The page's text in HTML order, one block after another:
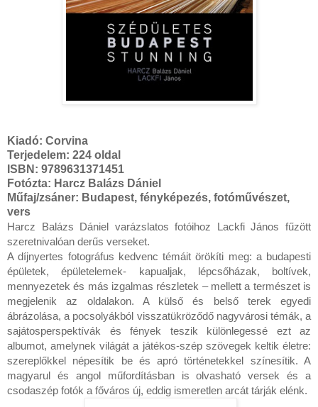
Kiadó: Corvina
Terjedelem: 224 oldal
ISBN: 9789631371451
Fotózta: Harcz Balázs Dániel
Műfaj/zsáner: Budapest, fényképezés, fotóművészet,
vers
Harcz Balázs Dániel varázslatos fotóihoz Lackfi János fűzött
szeretnivalóan derűs verseket.
A díjnyertes fotográfus kedvenc témáit örökíti meg: a budapesti
épületek, épületelemek- kapualjak, lépcsőházak, boltívek,
mennyezetek és más izgalmas részletek – mellett a természet is
megjelenik az oldalakon. A külső és belső terek egyedi
ábrázolása, a pocsolyákból visszatükröződő nagyvárosi témák, a
sajátosperspektívák és fények teszik különlegessé ezt az
albumot, amelynek világát a játékos-szép szövegek keltik életre:
szereplőkkel népesítik be és apró történetekkel színesítik. A
magyarul és angol műfordításban is olvasható versek és a